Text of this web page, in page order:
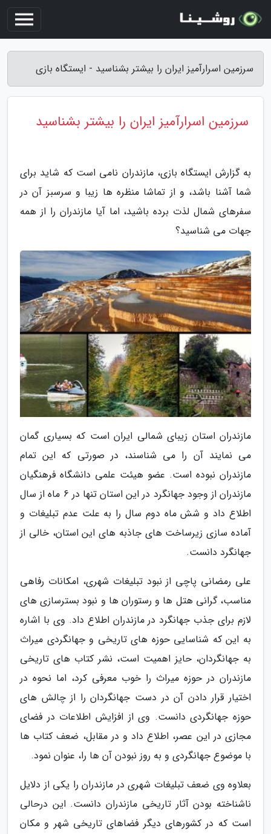
سرزمین اسرارآمیز ایران را بیشتر بشناسید - ایستگاه بازی
سرزمین اسرارآمیز ایران را بیشتر بشناسید
به گزارش ایستگاه بازی، مازندران نامی است که شاید برای
شما آشنا باشد، و از تماشا منظره ها زیبا و سرسبز آن در
سفرهای شمال لذت برده باشید، اما آیا مازندران را از همه
جهات می شناسید؟
مازندران استان زیبای شمالی ایران است که بسیاری گمان
می نمایند آن را می شناسند، در صورتی که این تمام
مازندران نبوده است. عضو هیئت علمی دانشگاه فرهنگیان
مازندران از وجود جهانگرد در این استان تنها در 6 ماه از سال
اطلاع داد و شش ماه دوم سال را به علت عدم تبلیغات و
آماده سازی زیرساخت های جاذبه های این استان، خالی از
جهانگرد دانست.
علی رمضانی پاچی از نبود تبلیغات شهری، امکانات رفاهی
مناسب، گرانی هتل ها و رستوران ها و نبود بسترسازی های
لازم برای جذب جهانگرد در مازندران اطلاع داد. وی با اشاره
به این که شناسایی حوزه های تاریخی و جهانگردی میراث
به جهانگردان، حایز اهمیت است، نشر کتاب های تاریخی
مازندران در حوزه میراث را خوب معرفی کرد، اما نحوه در
اختیار قرار دادن آن در دست جهانگردان را از چالش های
حوزه جهانگردی دانست. وی از افزایش اطلاعات در فضای
مجازی در این عصر، اطلاع داد و در مقابل، ضعف کتاب ها
با موضوع جهانگردی و به روز نبودن آن ها را، عنوان نمود.
بعلاوه وی ضعف تبلیغات شهری در مازندران را یکی از دلایل
ناشناخته بودن آثار تاریخی مازندران دانست. این درحالی
است که در کشورهای دیگر فضاهای تاریخی شهر و مکان